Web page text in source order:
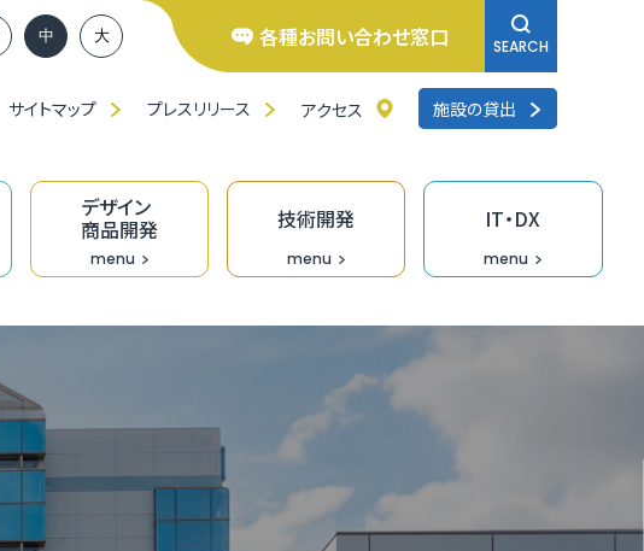
中 大 各種お問い合わせ窓口 SEARCH
サイトマップ プレスリリース アクセス 施設の貸出
無料IT相談窓口
企業診断・コンサルティング
過去の採択者一覧
ふくい創業活性化事業（成長支援）助成金
［福井県］ＵＩターン創業補助金
ものづくり企業の生産性向上支援
オンデマンド型リスキリング促進支援（Udemy
Business）
デザイン
商品開発
menu
デザイン情報提供
技術開発
menu
技術情報誌「テクノふくい」
成長産業分野の開発・売込支援事業
IT・DX
menu
DX専門家派遣事業
伴走型ＤＸ戦略策定支援事業［戦略策定］